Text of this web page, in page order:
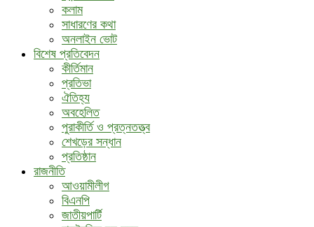
কলাম
সাধারণের কথা
অনলাইন ভোট
বিশেষ প্রতিবেদন
কীর্তিমান
প্রতিভা
ঐতিহ্য
অবহেলিত
পুরাকীর্তি ও প্রত্নতত্ত্ব
শেখড়ের সন্ধান
প্রতিষ্ঠান
রাজনীতি
আওয়ামীলীগ
বিএনপি
জাতীয়পার্টি